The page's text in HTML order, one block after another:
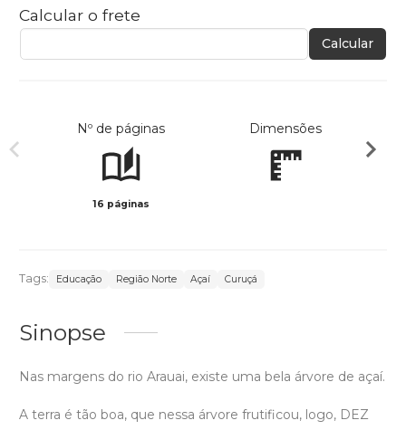
Calcular o frete
Calcular
Nº de páginas
16 páginas
Dimensões
Tags: Educação Região Norte Açaí Curuçá
Sinopse
Nas margens do rio Arauai, existe uma bela árvore de açaí.
A terra é tão boa, que nessa árvore frutificou, logo, DEZ